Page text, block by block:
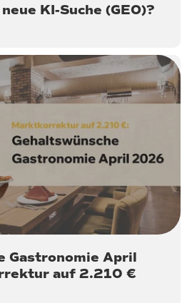
KI-Suche (GEO)?
Gastronomie April
auf 2.210 €